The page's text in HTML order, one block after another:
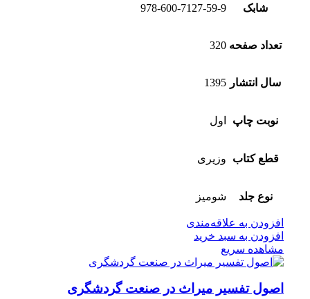
شابک 978-600-7127-59-9
تعداد صفحه 320
سال انتشار 1395
نوبت چاپ اول
قطع کتاب وزیری
نوع جلد شومیز
افزودن به علاقه‌مندی
افزودن به سبد خرید
مشاهده سریع
اصول تفسیر میراث در صنعت گردشگری